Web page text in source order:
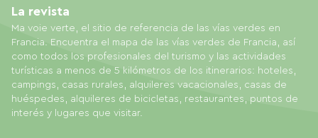
Ma voie verte, el sitio de referencia de las vías verdes en
Francia. Encuentra el mapa de las vías verdes de Francia, así
como todos los profesionales del turismo y las actividades
turísticas a menos de 5 kilómetros de los itinerarios: hoteles,
campings, casas rurales, alquileres vacacionales, casas de
huéspedes, alquileres de bicicletas, restaurantes, puntos de
interés y lugares que visitar.
La revista